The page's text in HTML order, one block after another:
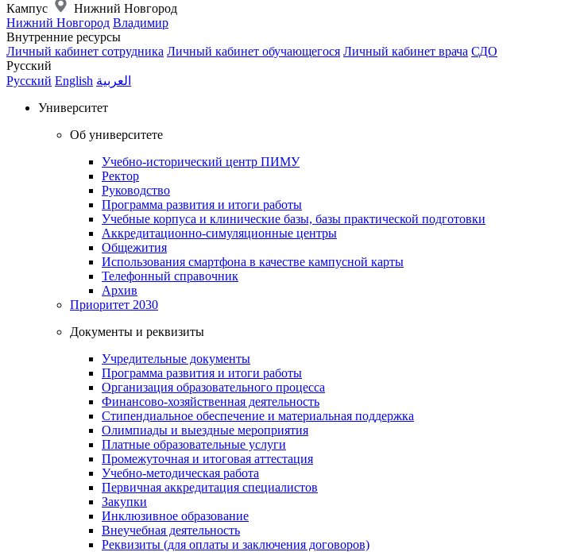
Кампус
Нижний Новгород
Нижний Новгород Владимир
Внутренние ресурсы
Личный кабинет сотрудника Личный кабинет обучающегося Личный кабинет врача СДО
Русский
Русский English العربية
Университет
Об университете
Учебно-исторический центр ПИМУ
Ректор
Руководство
Программа развития и итоги работы
Учебные корпуса и клинические базы, базы практической подготовки
Аккредитационно-симуляционные центры
Общежития
Использования смартфона в качестве кампусной карты
Телефонный справочник
Архив
Приоритет 2030
Документы и реквизиты
Учредительные документы
Программа развития и итоги работы
Организация образовательного процесса
Финансово-хозяйственная деятельность
Стипендиальное обеспечение и материальная поддержка
Олимпиады и выездные мероприятия
Платные образовательные услуги
Промежуточная и итоговая аттестация
Учебно-методическая работа
Первичная аккредитация специалистов
Закупки
Инклюзивное образование
Внеучебная деятельность
Реквизиты (для оплаты и заключения договоров)